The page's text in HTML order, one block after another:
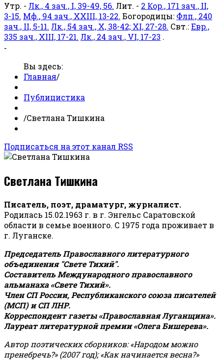
Утр. - Лк., 4 зач., I, 39-49, 56. Лит. - 2 Кор., 171 зач., II,
3-15. Мф., 94 зач., XXIII, 13-22. Богородицы: Флп., 240
зач., II, 5-11. Лк., 54 зач., X, 38-42; XI, 27-28. Свт.:Евр.,
335 зач., XIII, 17-21. Лк., 24 зач., VI, 17-23 .
-
Вы здесь:
Главная/
Публицистика
/Светлана Тишкина
Подписаться на этот канал RSS
Светлана Тишкина
Писатель, поэт, драматург, журналист.
Родилась 15.02.1963 г. в г. Энгельс Саратовской
области в семье военного. С 1975 года проживает в
г. Луганске.
Председатель Православного литературного
объединения "Свете Тихий".
Составитель Международного православного
альманаха «Свете Тихий».
Член СП России, Республиканского союза писателей
(МСП) и СП ЛНР.
Корреспондент газеты «Православная Луганщина».
Лауреат литературной премии «Олега Бишерева».
Автор поэтических сборников: «Народом можно
пренебречь?» (2007 год); «Как начинается весна?»